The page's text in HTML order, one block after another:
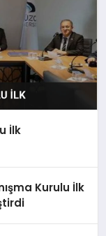
İlk
Kurulu İlk